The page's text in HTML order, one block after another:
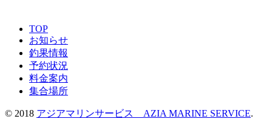
TOP
お知らせ
釣果情報
予約状況
料金案内
集合場所
© 2018 アジアマリンサービス AZIA MARINE SERVICE.